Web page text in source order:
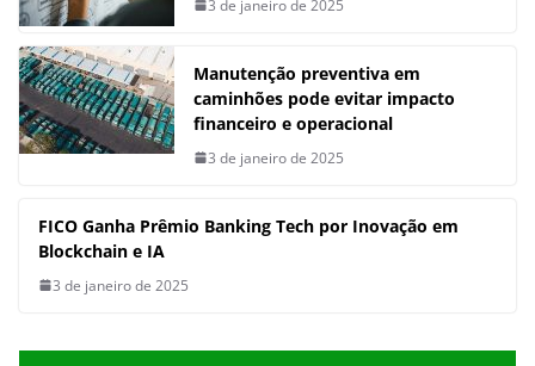
3 de janeiro de 2025
Manutenção preventiva em
caminhões pode evitar impacto
financeiro e operacional
3 de janeiro de 2025
FICO Ganha Prêmio Banking Tech por Inovação em
Blockchain e IA
3 de janeiro de 2025